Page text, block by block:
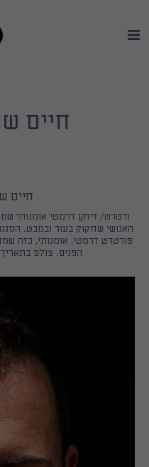
חיים
חיים
ורטרט/ דיוקן דרמטי אומנותי
האנושי שחקוק בעור ובמבט.
פורטרט דרמטי, אומנותי, כזה
הפנים. צולם בתאריך: 19.8.2025 בזיכרון